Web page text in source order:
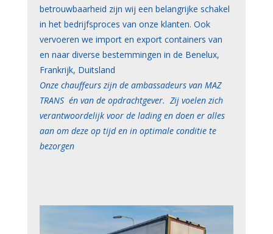
betrouwbaarheid zijn wij een belangrijke schakel
in het bedrijfsproces van onze klanten. Ook
vervoeren we import en export containers van
en naar diverse bestemmingen in de Benelux,
Frankrijk, Duitsland
Onze chauffeurs zijn de ambassadeurs van MAZ
TRANS én van de opdrachtgever. Zij voelen zich
verantwoordelijk voor de lading en doen er alles
aan om deze op tijd en in optimale conditie te
bezorgen